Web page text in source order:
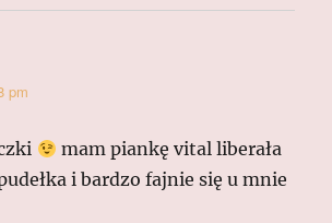
pm
mam piankę vital liberała
i bardzo fajnie się u mnie